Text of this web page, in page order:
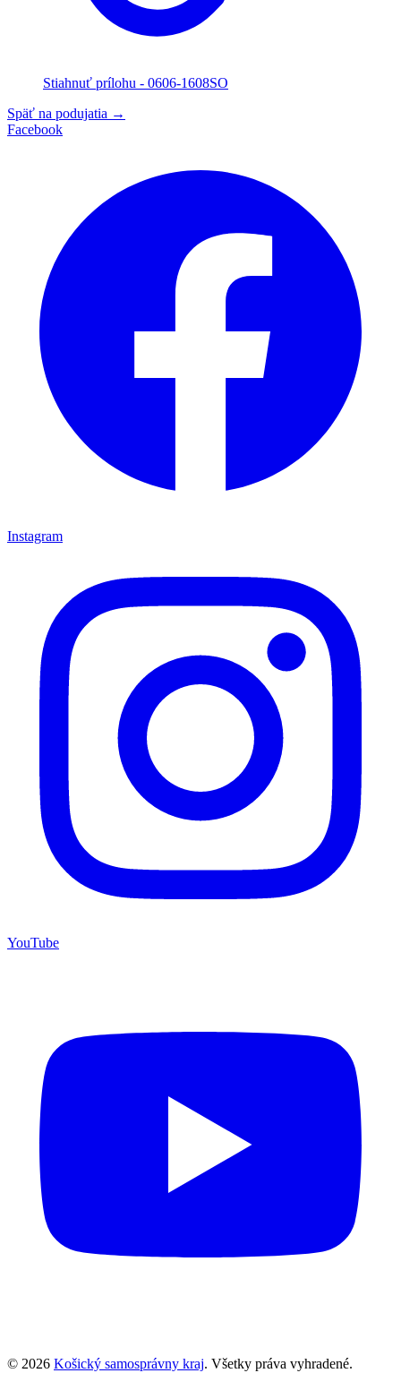
Stiahnuť prílohu - 0606-1608SO
Späť na podujatia →
Facebook
Instagram
YouTube
© 2026 Košický samosprávny kraj. Všetky práva vyhradené.